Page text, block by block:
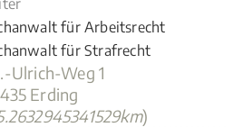
für Arbeitsrecht
für Strafrecht
Ulrich-Weg 1
Erding
)